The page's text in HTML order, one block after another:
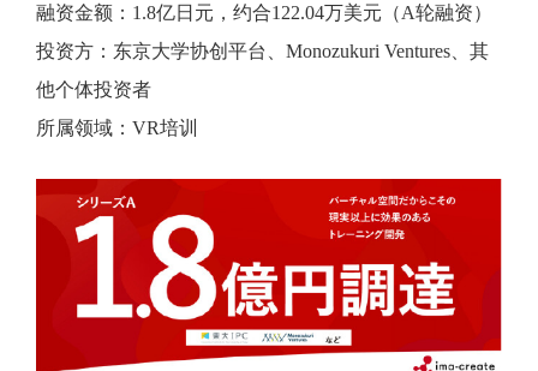
融资金额：1.8亿日元，约合122.04万美元（A轮融资）
投资方：东京大学协创平台、Monozukuri Ventures、其
他个体投资者
所属领域：VR培训